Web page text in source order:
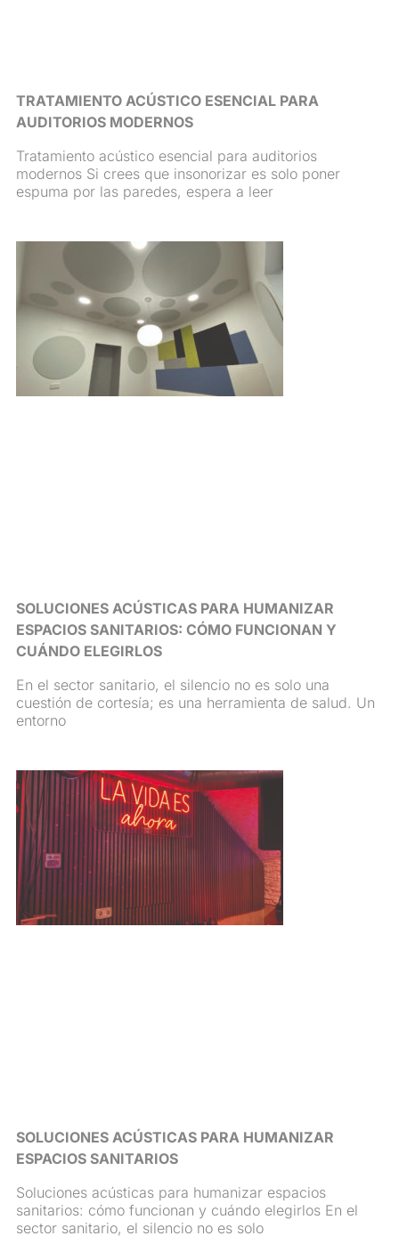
TRATAMIENTO ACÚSTICO ESENCIAL PARA
AUDITORIOS MODERNOS
Tratamiento acústico esencial para auditorios
modernos Si crees que insonorizar es solo poner
espuma por las paredes, espera a leer
SOLUCIONES ACÚSTICAS PARA HUMANIZAR
ESPACIOS SANITARIOS: CÓMO FUNCIONAN Y
CUÁNDO ELEGIRLOS
En el sector sanitario, el silencio no es solo una
cuestión de cortesía; es una herramienta de salud. Un
entorno
SOLUCIONES ACÚSTICAS PARA HUMANIZAR
ESPACIOS SANITARIOS
Soluciones acústicas para humanizar espacios
sanitarios: cómo funcionan y cuándo elegirlos En el
sector sanitario, el silencio no es solo